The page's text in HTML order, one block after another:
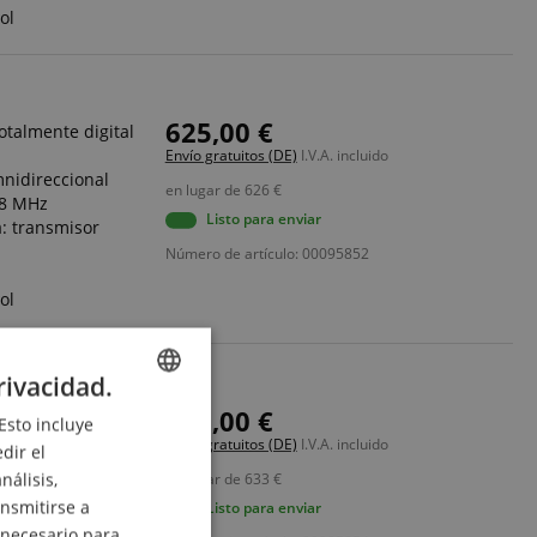
digital
MHz
transmisor
625,00 €
Envío gratuitos (DE) I.V.A. incluido
en lugar de 626 €
Listo para enviar
Número de artículo: 00095852
digital
y 863,2 -
632,00 €
Envío gratuitos (DE) I.V.A. incluido
en lugar de 633 €
Listo para enviar
incluye
el
a